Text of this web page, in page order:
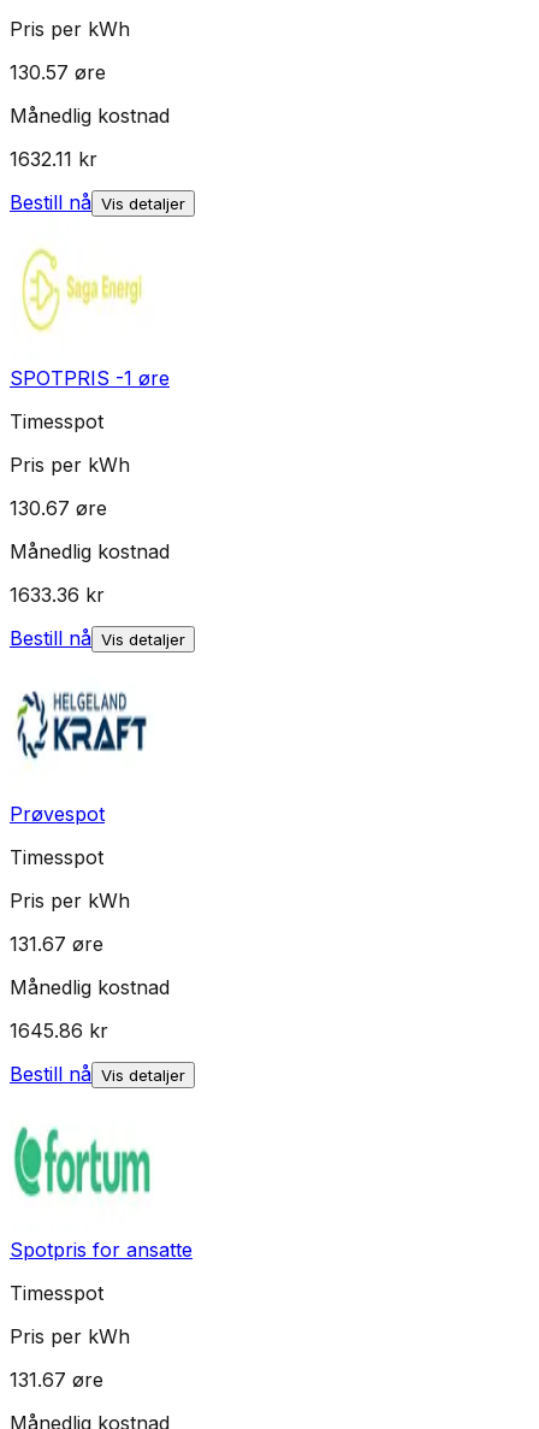
Pris per kWh
130.57 øre
Månedlig kostnad
1632.11 kr
Bestill nå Vis detaljer
SPOTPRIS -1 øre
Timesspot
Pris per kWh
130.67 øre
Månedlig kostnad
1633.36 kr
Bestill nå Vis detaljer
Prøvespot
Timesspot
Pris per kWh
131.67 øre
Månedlig kostnad
1645.86 kr
Bestill nå Vis detaljer
Spotpris for ansatte
Timesspot
Pris per kWh
131.67 øre
Månedlig kostnad